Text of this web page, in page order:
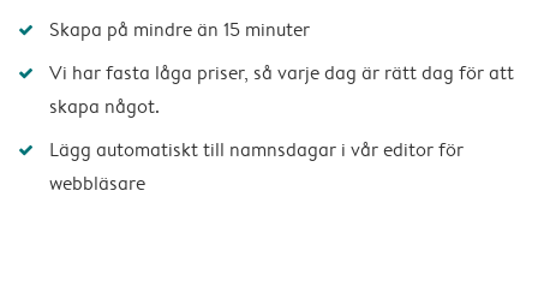
Skapa på mindre än 15 minuter
Vi har fasta låga priser, så varje dag är rätt dag för att
skapa något.
Lägg automatiskt till namnsdagar i vår editor för
webbläsare